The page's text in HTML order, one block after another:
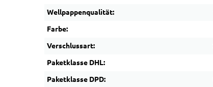
Wellpappenqualität:
Farbe:
Verschlussart:
Paketklasse DHL:
Paketklasse DPD: